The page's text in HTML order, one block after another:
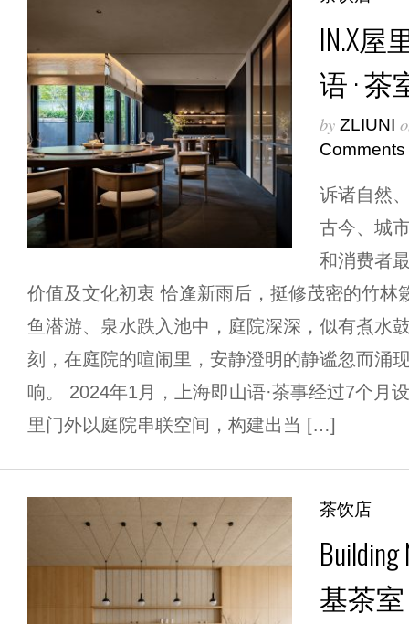
IN.X
语 · 茶
by ZLIUNI
Comments
诉诸自然
古今、城
和消费者
价值及文化初衷 恰逢新雨后，挺修茂密的竹林
鱼潜游、泉水跌入池中，庭院深深，似有煮水
刻，在庭院的喧闹里，安静澄明的静谧忽而
响。 2024年1月，上海即山语·茶事经过7个月
里门外以庭院串联空间，构建出当 […]
茶饮店
Building
基茶室